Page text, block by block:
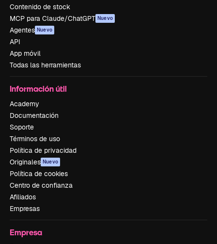
Contenido de stock
MCP para Claude/ChatGPT Nuevo
Agentes Nuevo
API
App móvil
Todas las herramientas
Información útil
Academy
Documentación
Soporte
Términos de uso
Política de privacidad
Originales Nuevo
Política de cookies
Centro de confianza
Afiliados
Empresas
Empresa